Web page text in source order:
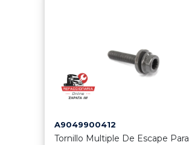
A9049900412
Tornillo Multiple De Escape Para